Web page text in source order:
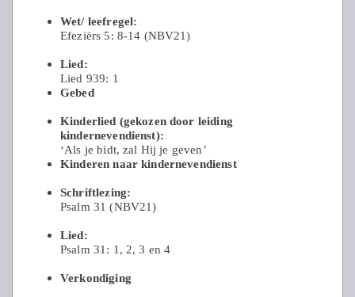
Wet/ leefregel:
Efeziërs 5: 8-14 (NBV21)
Lied:
Lied 939: 1
Gebed
Kinderlied (gekozen door leiding
kindernevendienst):
‘Als je bidt, zal Hij je geven’
Kinderen naar kindernevendienst
Schriftlezing:
Psalm 31 (NBV21)
Lied:
Psalm 31: 1, 2, 3 en 4
Verkondiging